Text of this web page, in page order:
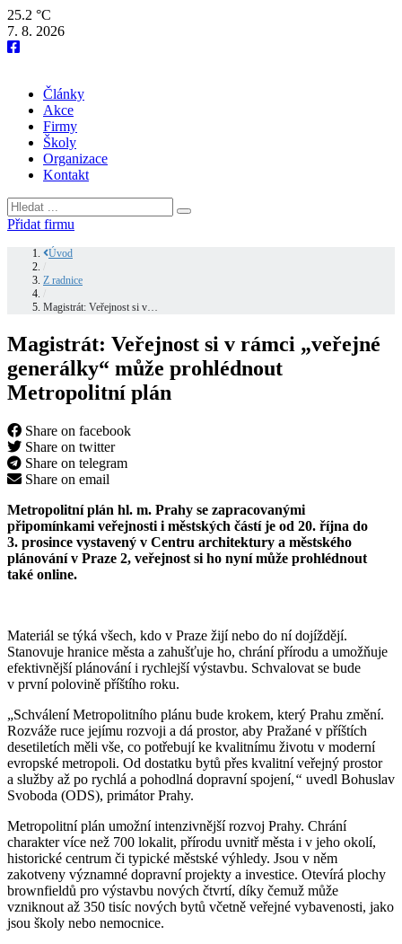
25.2 °C
7. 8. 2026
Články
Akce
Firmy
Školy
Organizace
Kontakt
Přidat firmu
Úvod
Z radnice
Magistrát: Veřejnost si v…
Magistrát: Veřejnost si v rámci „veřejné
generálky“ může prohlédnout
Metropolitní plán
Share on facebook
Share on twitter
Share on telegram
Share on email
Metropolitní plán hl. m. Prahy se zapracovanými
připomínkami veřejnosti i městských částí je od 20. října do
3. prosince vystavený v Centru architektury a městského
plánování v Praze 2, veřejnost si ho nyní může prohlédnout
také online.
Materiál se týká všech, kdo v Praze žijí nebo do ní dojíždějí.
Stanovuje hranice města a zahušťuje ho, chrání přírodu a umožňuje
efektivnější plánování i rychlejší výstavbu. Schvalovat se bude
v první polovině příštího roku.
„Schválení Metropolitního plánu bude krokem, který Prahu změní.
Rozváže ruce jejímu rozvoji a dá prostor, aby Pražané v příštích
desetiletích měli vše, co potřebují ke kvalitnímu životu v moderní
evropské metropoli. Od dostatku bytů přes kvalitní veřejný prostor
a služby až po rychlá a pohodlná dopravní spojení,“ uvedl Bohuslav
Svoboda (ODS), primátor Prahy.
Metropolitní plán umožní intenzivnější rozvoj Prahy. Chrání
charakter více než 700 lokalit, přírodu uvnitř města i v jeho okolí,
historické centrum či typické městské výhledy. Jsou v něm
zakotveny významné dopravní projekty a investice. Otevírá plochy
brownfieldů pro výstavbu nových čtvrtí, díky čemuž může
vzniknout až 350 tisíc nových bytů včetně veřejné vybavenosti, jako
jsou školy nebo nemocnice.